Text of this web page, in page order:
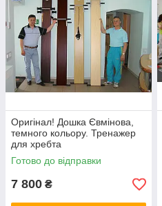
Оригінал! Дошка Євмінова,
темного кольору. Тренажер
для хребта
Готово до відправки
7 800 ₴